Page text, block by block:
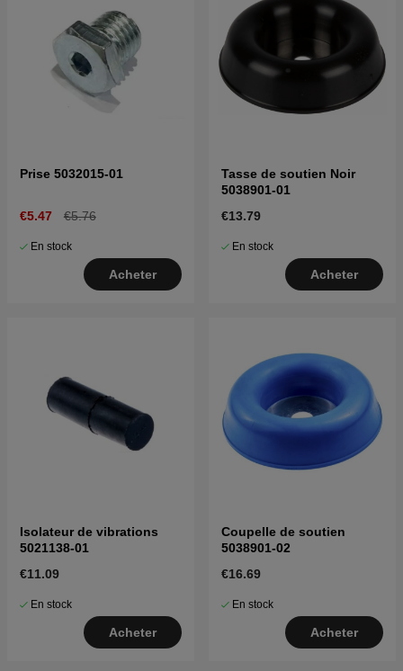
Prise 5032015-01
€5.47 €5.76
En stock
Acheter
Tasse de soutien Noir
5038901-01
€13.79
En stock
Acheter
Isolateur de vibrations
5021138-01
€11.09
En stock
Acheter
Coupelle de soutien
5038901-02
€16.69
En stock
Acheter